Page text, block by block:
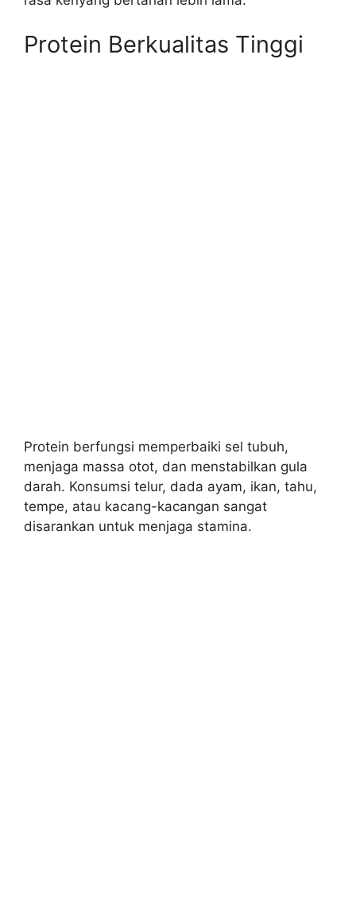
Protein Berkualitas Tinggi
Protein berfungsi memperbaiki sel tubuh,
menjaga massa otot, dan menstabilkan gula
darah. Konsumsi telur, dada ayam, ikan, tahu,
tempe, atau kacang-kacangan sangat
disarankan untuk menjaga stamina.